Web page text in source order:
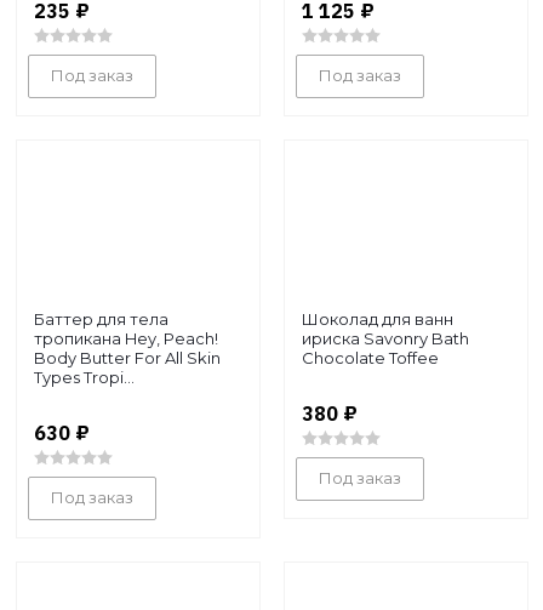
235 ₽
Под заказ
1 125 ₽
Под заказ
Баттер для тела
тропикана Hey, Peach!
Body Butter For All Skin
Types Tropi...
630 ₽
Под заказ
Шоколад для ванн
ириска Savonry Bath
Chocolate Toffee
380 ₽
Под заказ